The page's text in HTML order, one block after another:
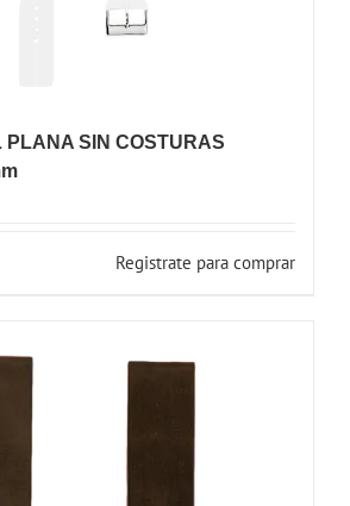
PLANA SIN COSTURAS
Registrate para comprar